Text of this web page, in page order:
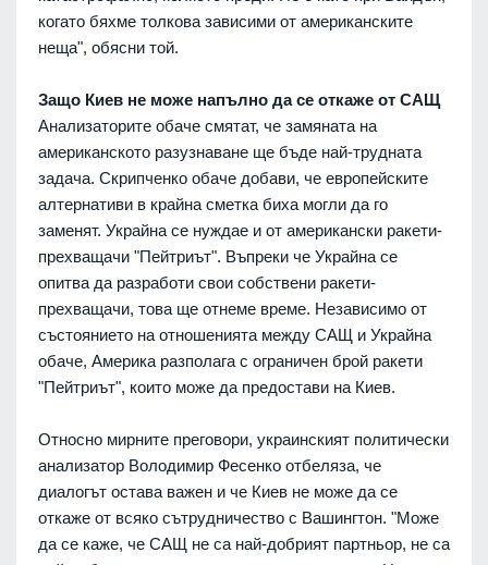
когато бяхме толкова зависими от американските
неща", обясни той.
Защо Киев не може напълно да се откаже от САЩ
Анализаторите обаче смятат, че замяната на
американското разузнаване ще бъде най-трудната
задача. Скрипченко обаче добави, че европейските
алтернативи в крайна сметка биха могли да го
заменят. Украйна се нуждае и от американски ракети-
прехващачи "Пейтриът". Въпреки че Украйна се
опитва да разработи свои собствени ракети-
прехващачи, това ще отнеме време. Независимо от
състоянието на отношенията между САЩ и Украйна
обаче, Америка разполага с ограничен брой ракети
"Пейтриът", които може да предостави на Киев.
Относно мирните преговори, украинският политически
анализатор Володимир Фесенко отбеляза, че
диалогът остава важен и че Киев не може да се
откаже от всяко сътрудничество с Вашингтон. "Може
да се каже, че САЩ не са най-добрият партньор, не са